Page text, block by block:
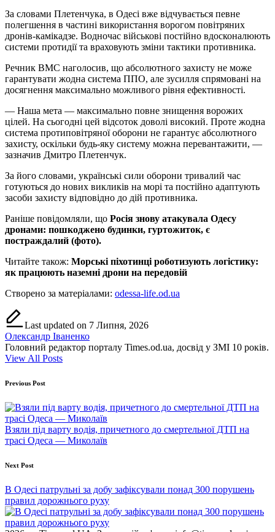
За словами Плетенчука, в Одесі вже відчувається певне
полегшення в частині використання ворогом повітряних
дронів‑камікадзе. Водночас військові постійно вдосконалюють
системи протидії та враховують зміни тактики противника.
Речник ВМС наголосив, що абсолютного захисту не може
гарантувати жодна система ППО, але зусилля спрямовані на
досягнення максимально можливого рівня ефективності.
— Наша мета — максимально повне знищення ворожих
цілей. На сьогодні цей відсоток доволі високий. Проте жодна
система протиповітряної оборони не гарантує абсолютного
захисту, оскільки будь‑яку систему можна перевантажити, —
зазначив Дмитро Плетенчук.
За його словами, українські сили оборони тривалий час
готуються до нових викликів на морі та постійно адаптують
засоби захисту відповідно до дій противника.
Раніше повідомляли, що Росія знову атакувала Одесу
дронами: пошкоджено будинки, гуртожиток, є
постраждалий (фото).
Читайте також: Морські піхотинці роботизують логістику:
як працюють наземні дрони на передовій
Створено за матеріалами: odessa-life.od.ua
Last updated on 7 Липня, 2026
Олександр Іваненко
Головний редактор порталу Times.od.ua, досвід у ЗМІ 10 років.
View All Posts
Post
navigation
Previous Post
Взяли під варту водія, причетного до смертельної ДТП на
трасі Одеса — Миколаїв
Next Post
В Одесі патрульні за добу зафіксували понад 300 порушень
правил дорожнього руху